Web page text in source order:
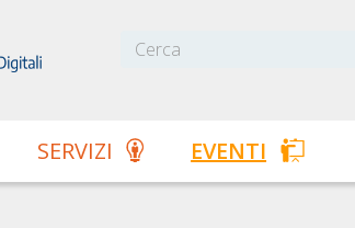
SERVIZI EVENTI